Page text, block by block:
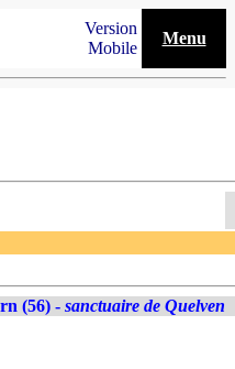
Version
Mobile
Menu
(56) - sanctuaire de Quelven